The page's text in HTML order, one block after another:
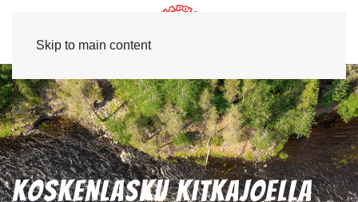
Skip to main content
Koskenlasku Kitkajoella